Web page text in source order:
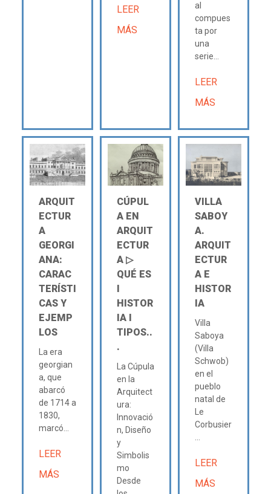
LEER
MÁS
al
compues
ta por
una
serie...
LEER
MÁS
ARQUIT
ECTUR
A
GEORGI
ANA:
CARAC
TERÍSTI
CAS Y
EJEMP
LOS
La era
georgian
a, que
abarcó
de 1714 a
1830,
marcó...
LEER
MÁS
CÚPUL
A EN
ARQUIT
ECTUR
A ▷
QUÉ ES
Ι
HISTOR
IA Ι
TIPOS..
.
La Cúpula
en la
Arquitect
ura:
Innovació
n, Diseño
y
Simbolis
mo
Desde
VILLA
SABOY
A.
ARQUIT
ECTUR
A E
HISTOR
IA
Villa
Saboya
(Villa
Schwob)
en el
pueblo
natal de
Le
Corbusier
LEER
MÁS